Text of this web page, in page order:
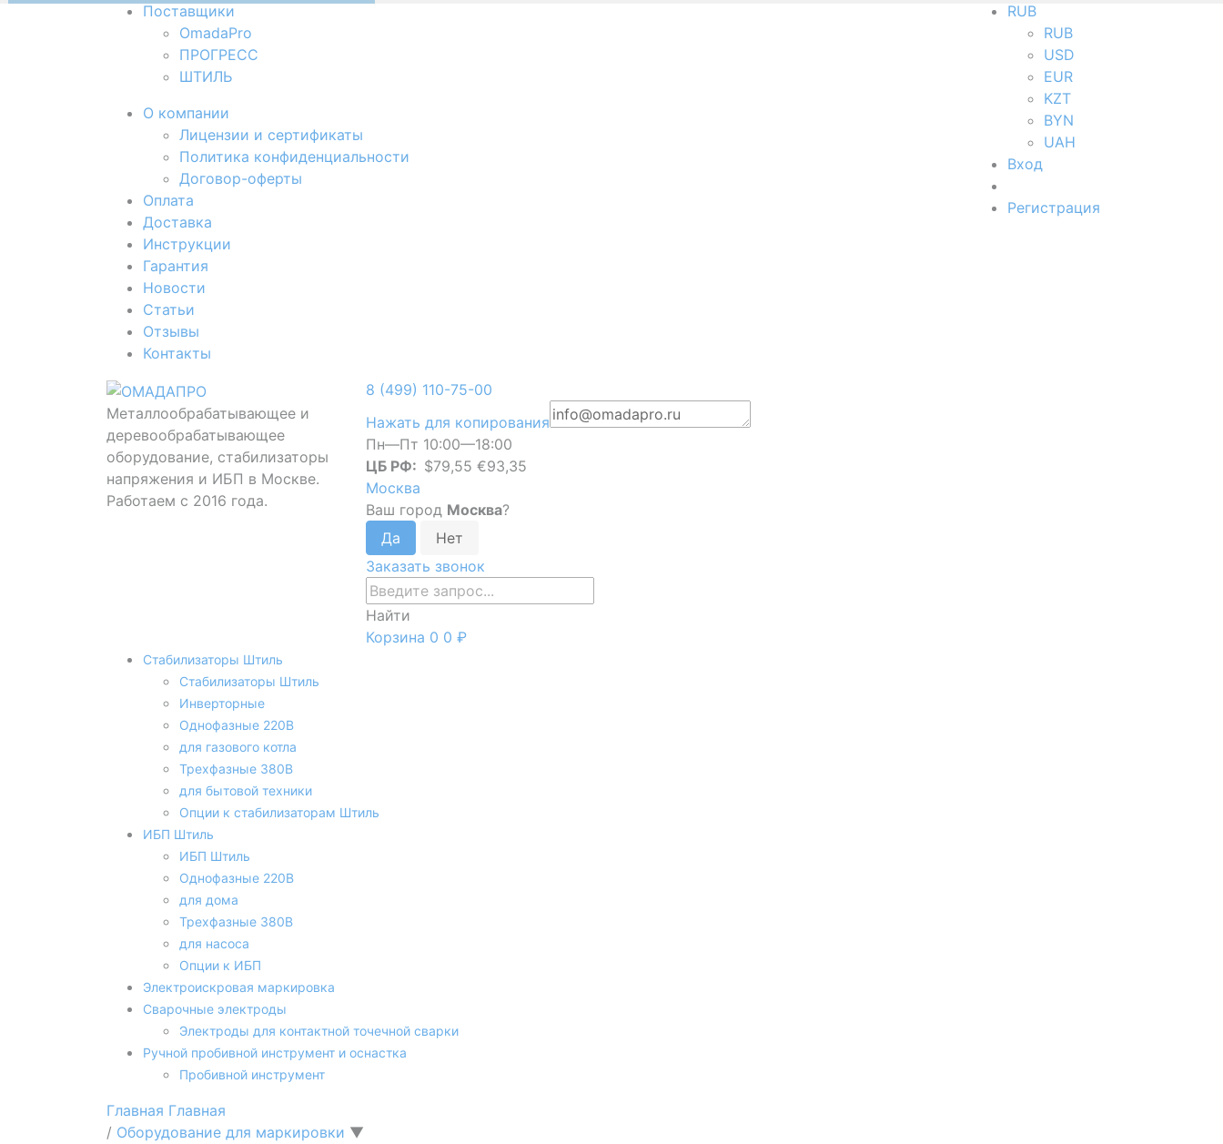
Поставщики
OmadaPro
ПРОГРЕСС
ШТИЛЬ
О компании
Лицензии и сертификаты
Политика конфиденциальности
Договор-оферты
Оплата
Доставка
Инструкции
Гарантия
Новости
Cтатьи
Отзывы
Контакты
RUB
RUB
USD
EUR
KZT
BYN
UAH
Вход
Регистрация
Металлообрабатывающее и
деревообрабатывающее
оборудование, стабилизаторы
напряжения и ИБП в Москве.
Работаем с 2016 года.
8 (499) 110-75-00
Нажать для копирования
Пн—Пт 10:00—18:00
ЦБ РФ: $79,55 €93,35
Москва
Ваш город Москва?
Заказать звонок
Найти
Корзина 0 0 ₽
Стабилизаторы Штиль
Стабилизаторы Штиль
Инверторные
Однофазные 220В
для газового котла
Трехфазные 380В
для бытовой техники
Опции к стабилизаторам Штиль
ИБП Штиль
ИБП Штиль
Однофазные 220В
для дома
Трехфазные 380В
для насоса
Опции к ИБП
Электроискровая маркировка
Сварочные электроды
Электроды для контактной точечной сварки
Ручной пробивной инструмент и оснастка
Пробивной инструмент
Главная Главная
/ Оборудование для маркировки ▼